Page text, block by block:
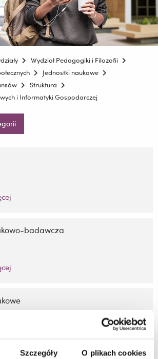
Szczegóły O plikach cookies
Wydział Pedagogiki i Filozofii
Jednostki naukowe
Struktura
i Informatyki Gospodarczej
badawcza